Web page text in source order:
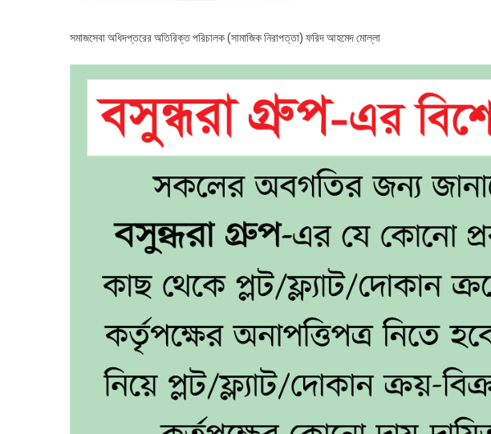
সমাজসেবা অধিদপ্তরের অতিরিক্ত পরিচালক (সামাজিক নিরাপত্তা) ফরিদ আহমেদ মোল্লা